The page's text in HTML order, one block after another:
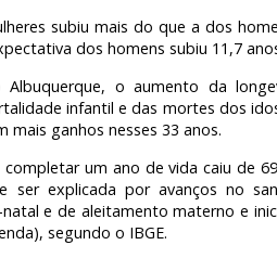
subiu mais do que a dos
dos homens subiu 11,7
Albuquerque, o aumento da
infantil e das mortes dos
ganhos nesses 33 anos.
um ano de vida caiu de
explicada por avanços no
e de aleitamento materno e
segundo o IBGE.